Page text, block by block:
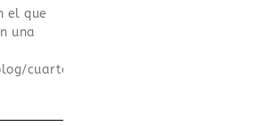
el que
una
cuarto-